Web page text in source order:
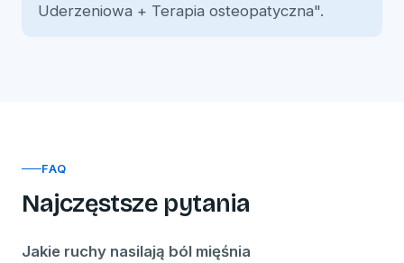
Uderzeniowa + Terapia osteopatyczna".
FAQ
Najczęstsze pytania
Jakie ruchy nasilają ból mięśnia